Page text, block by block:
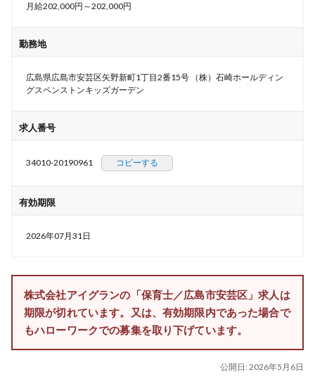
月給202,000円～202,000円
勤務地
広島県広島市安芸区矢野新町1丁目2番15号 （株）石崎ホールディン
グスペンストンキッズガーデン
求人番号
34010-20190961 コピーする
有効期限
2026年07月31日
株式会社アイグランの「保育士／広島市安芸区」求人は
期限が切れています。又は、有効期限内であった場合で
もハローワークでの募集を取り下げています。
公開日: 2026年5月6日